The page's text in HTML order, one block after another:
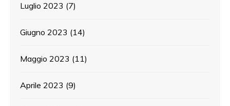
Luglio 2023 (7)
Giugno 2023 (14)
Maggio 2023 (11)
Aprile 2023 (9)